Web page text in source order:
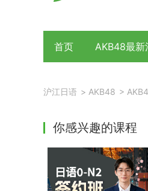
首页 AKB48最新
沪江日语 > AKB48 >
你感兴趣的课程